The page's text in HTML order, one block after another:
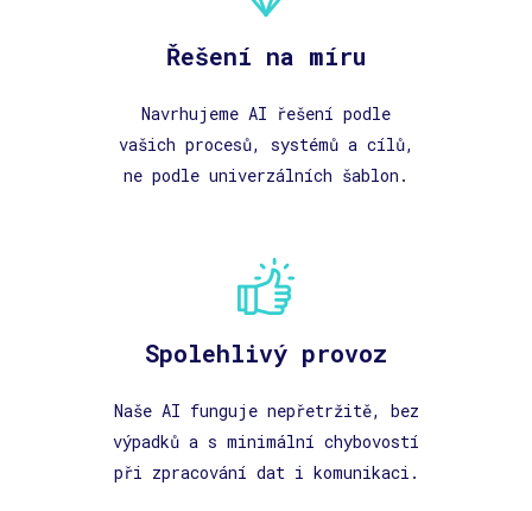
Řešení na míru
Navrhujeme AI řešení podle
vašich procesů, systémů a cílů,
ne podle univerzálních šablon.
Spolehlivý provoz
Naše AI funguje nepřetržitě, bez
výpadků a s minimální chybovostí
při zpracování dat i komunikaci.